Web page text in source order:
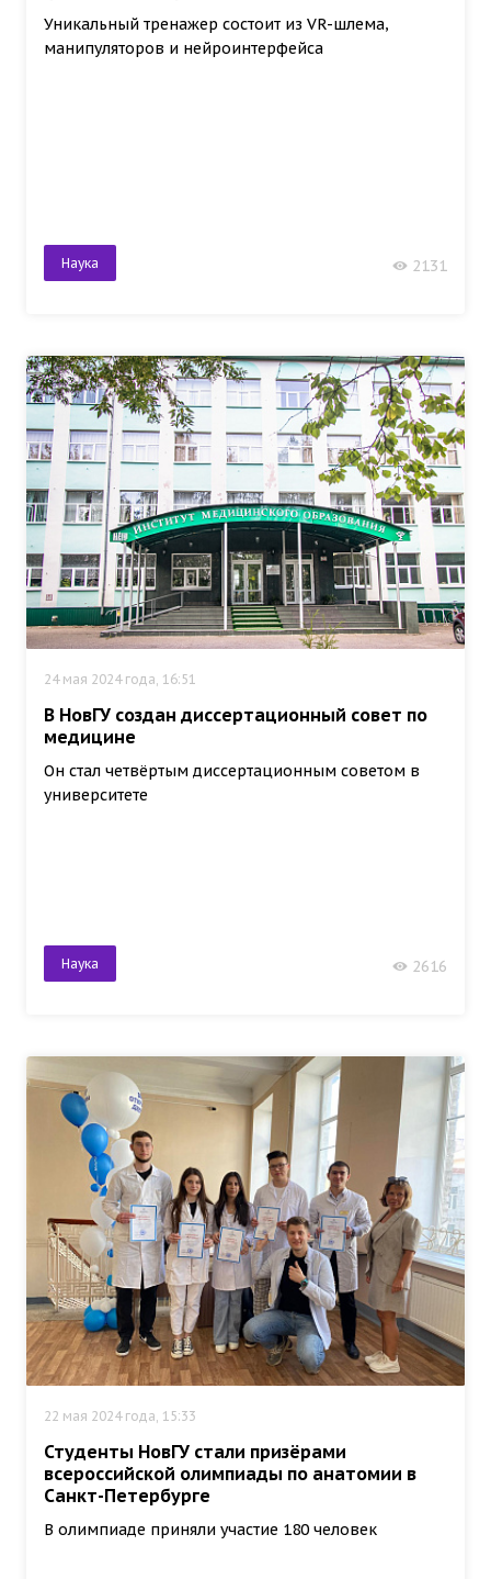
Уникальный тренажер состоит из VR-шлема,
манипуляторов и нейроинтерфейса
Наука 2131
24 мая 2024 года, 16:51
В НовГУ создан диссертационный совет по
медицине
Он стал четвёртым диссертационным советом в
университете
Наука 2616
22 мая 2024 года, 15:33
Студенты НовГУ стали призёрами
всероссийской олимпиады по анатомии в
Санкт-Петербурге
В олимпиаде приняли участие 180 человек